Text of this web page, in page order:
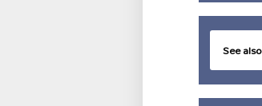
See also